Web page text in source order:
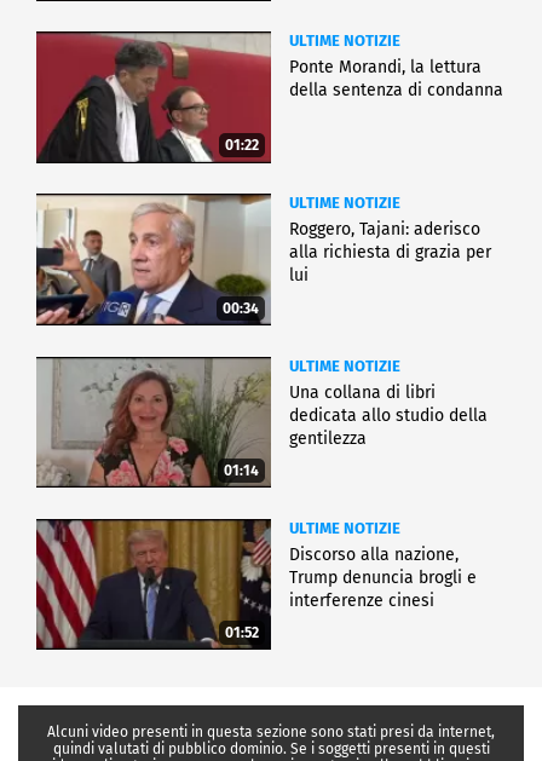
01:22
ULTIME NOTIZIE
Ponte Morandi, la lettura
della sentenza di condanna
00:34
ULTIME NOTIZIE
Roggero, Tajani: aderisco
alla richiesta di grazia per
lui
01:14
ULTIME NOTIZIE
Una collana di libri
dedicata allo studio della
gentilezza
01:52
ULTIME NOTIZIE
Discorso alla nazione,
Trump denuncia brogli e
interferenze cinesi
Alcuni video presenti in questa sezione sono stati presi da internet,
quindi valutati di pubblico dominio. Se i soggetti presenti in questi